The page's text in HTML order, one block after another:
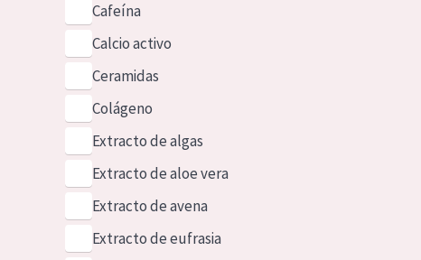
Cafeína
Calcio activo
Ceramidas
Colágeno
Extracto de algas
Extracto de aloe vera
Extracto de avena
Extracto de eufrasia